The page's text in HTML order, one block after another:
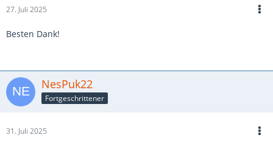
27. Juli 2025
Besten Dank!
NesPuk22
Fortgeschrittener
31. Juli 2025